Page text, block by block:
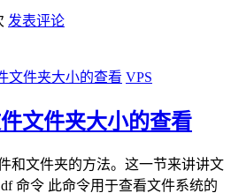
发表评论
VPS
文件夹大小的查看
和文件夹的方法。这一节来讲讲文
命令 此命令用于查看文件系统的